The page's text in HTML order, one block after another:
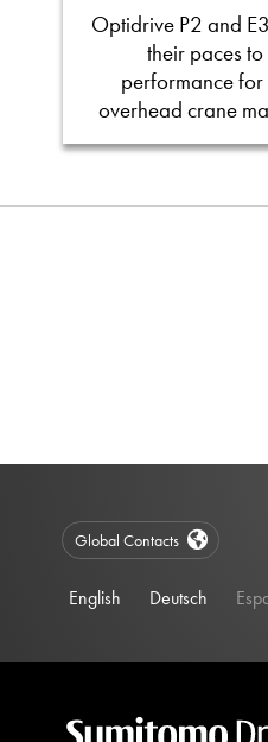
Optidrive P2 and
their paces
performance
overhead crane
Global Contacts
English Deutsch